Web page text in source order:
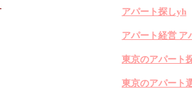
アパート探しyh
アパート経営 ア
東京のアパート
東京のアパート